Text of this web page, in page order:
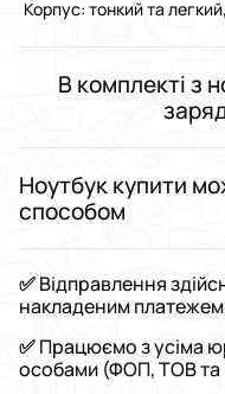
Корпус: тонкий та
В комплектіз
Ноутбук купити
способом
✅ Відправлення
накладеним
✅ Працюємо з усіма
особами (ФОП, ТОВ та